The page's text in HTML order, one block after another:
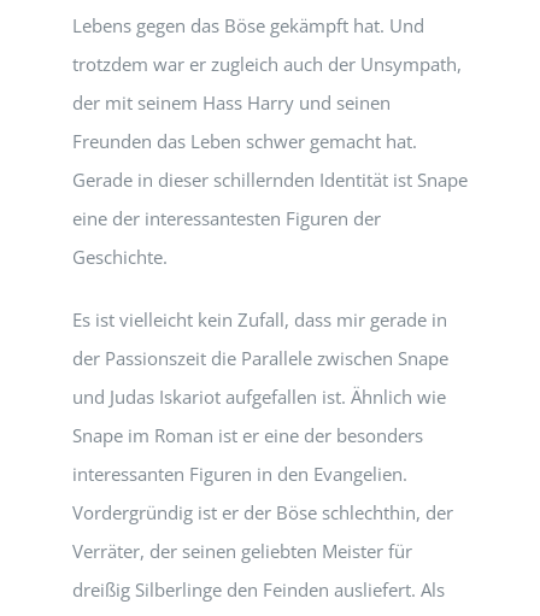
Lebens gegen das Böse gekämpft hat. Und
trotzdem war er zugleich auch der Unsympath,
der mit seinem Hass Harry und seinen
Freunden das Leben schwer gemacht hat.
Gerade in dieser schillernden Identität ist Snape
eine der interessantesten Figuren der
Geschichte.
Es ist vielleicht kein Zufall, dass mir gerade in
der Passionszeit die Parallele zwischen Snape
und Judas Iskariot aufgefallen ist. Ähnlich wie
Snape im Roman ist er eine der besonders
interessanten Figuren in den Evangelien.
Vordergründig ist er der Böse schlechthin, der
Verräter, der seinen geliebten Meister für
dreißig Silberlinge den Feinden ausliefert. Als